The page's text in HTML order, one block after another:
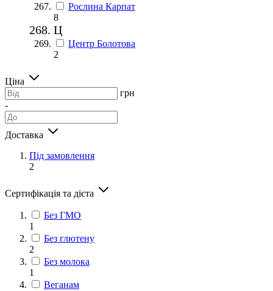
Рослина Карпат
8
Ц
Центр Болотова
2
Ціна
грн
-
Доставка
Під замовлення
2
Сертифікація та дієта
Без ГМО
1
Без глютену
2
Без молока
1
Веганам